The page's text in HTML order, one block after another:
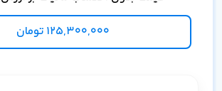
125,300,000 تومان